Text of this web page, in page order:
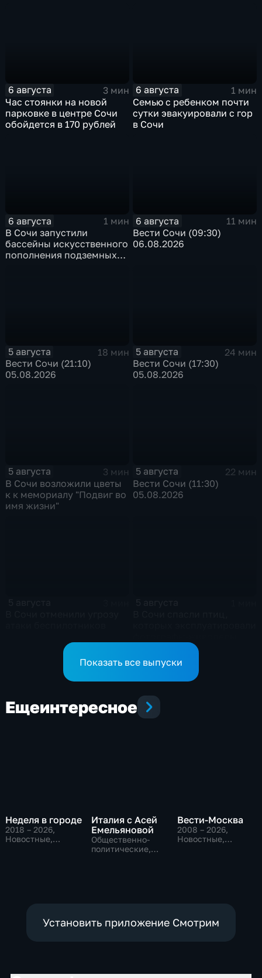
6 августа
3 мин
Час стоянки на новой
парковке в центре Сочи
обойдется в 170 рублей
6 августа
1 мин
Семью с ребенком почти
сутки эвакуировали с гор
в Сочи
6 августа
1 мин
В Сочи запустили
бассейны искусственного
пополнения подземных
6 августа
11 мин
Вести Сочи (09:30)
06.08.2026
5 августа
18 мин
Вести Сочи (21:10)
05.08.2026
5 августа
24 мин
Вести Сочи (17:30)
05.08.2026
5 августа
3 мин
В Сочи возложили цветы
к к мемориалу "Подвиг во
имя жизни"
5 августа
22 мин
Вести Сочи (11:30)
05.08.2026
Показать все выпуски
Ещеинтересное
Неделя в городе
2018 – 2026,
Новостные,
Италия с Асей
Емельяновой
Общественно-
политические,
Вести-Москва
2008 – 2026,
Новостные,
Установить приложение Смотрим